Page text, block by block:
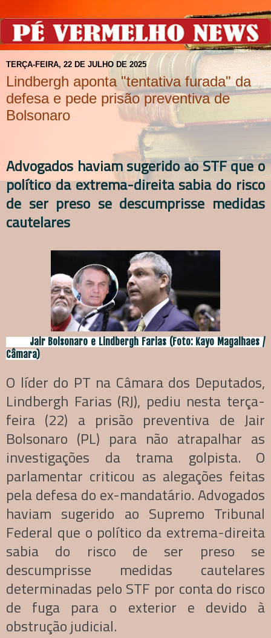
TERÇA-FEIRA, 22 DE JULHO DE 2025
Lindbergh aponta "tentativa furada" da
defesa e pede prisão preventiva de
Bolsonaro
Advogados haviam sugerido ao STF que o
político da extrema-direita sabia do risco
de ser preso se descumprisse medidas
cautelares
Jair Bolsonaro e Lindbergh Farias (Foto: Kayo Magalhaes /
Câmara)
O líder do PT na Câmara dos Deputados,
Lindbergh Farias (RJ), pediu nesta terça-
feira (22) a prisão preventiva de Jair
Bolsonaro (PL) para não atrapalhar as
investigações da trama golpista. O
parlamentar criticou as alegações feitas
pela defesa do ex-mandatário. Advogados
haviam sugerido ao Supremo Tribunal
Federal que o político da extrema-direita
sabia do risco de ser preso se
descumprisse medidas cautelares
determinadas pelo STF por conta do risco
de fuga para o exterior e devido à
obstrução judicial.